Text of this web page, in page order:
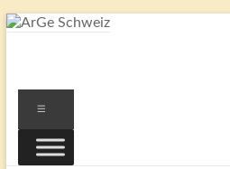
Zum
Schweiz
…
eine